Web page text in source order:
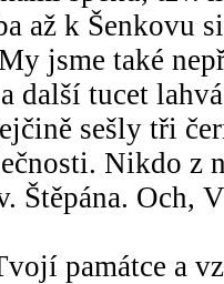
až k Šenkovu
jsme také
další tucet
sešly tři
Nikdo z
Štěpána. Och,
památce a